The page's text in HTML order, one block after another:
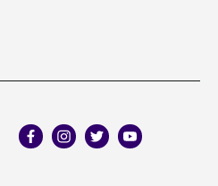
facebookinstagram
twitteryoutube